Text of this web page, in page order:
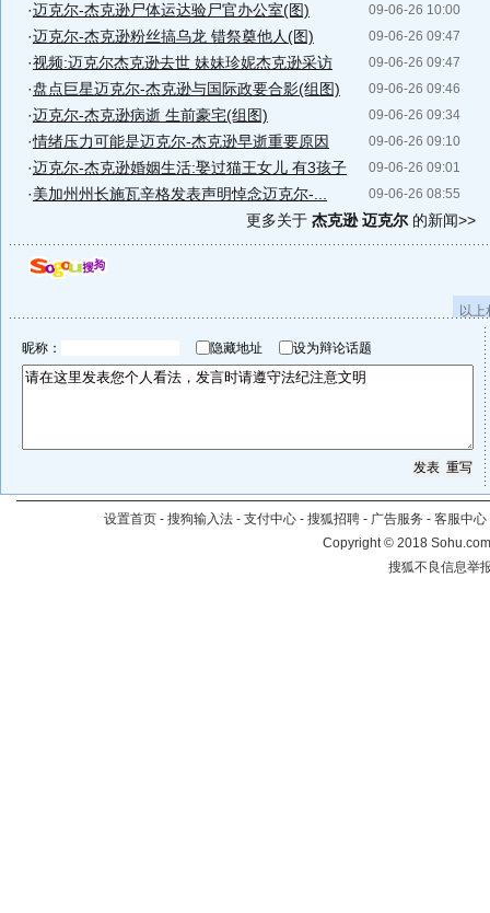
09-06-26 10:00
·迈克尔-杰克逊尸体运达验尸官办公室(图)
09-06-26 09:47
·迈克尔-杰克逊粉丝搞乌龙 错祭奠他人(图)
09-06-26 09:47
·视频:迈克尔杰克逊去世 妹妹珍妮杰克逊采访
09-06-26 09:46
·盘点巨星迈克尔-杰克逊与国际政要合影(组图)
09-06-26 09:34
·迈克尔-杰克逊病逝 生前豪宅(组图)
09-06-26 09:10
·情绪压力可能是迈克尔-杰克逊早逝重要原因
09-06-26 09:01
·迈克尔-杰克逊婚姻生活:娶过猫王女儿 有3孩子
09-06-26 08:55
·美加州州长施瓦辛格发表声明悼念迈克尔-...
更多关于 杰克逊 迈克尔 的新闻>>
以
昵称： 隐藏地址 设为辩论话题
设置首页 - 搜狗输入法 - 支付中心 - 搜狐招聘 - 广告服务 - 客服中心
Copyright©2018
搜狐不良信息举